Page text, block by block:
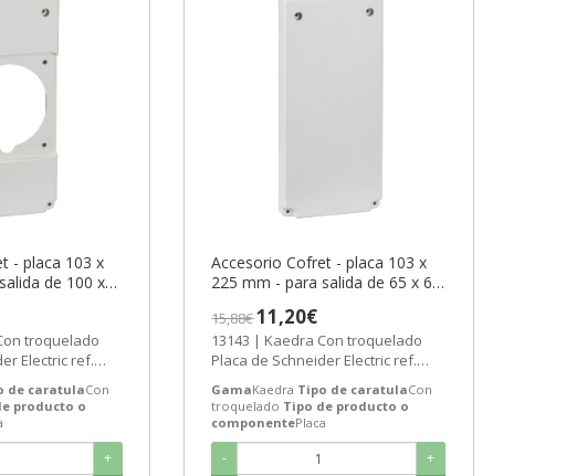
- placa 103 x
de 100 x
6 SEMANAS]
Electric ref.
de caratulaCon
producto o
+
Accesorio Cofret - placa 103 x
225 mm - para salida de 65 x 65
Schneider Electric [PLAZO 3-6
SEMANAS]
15,88€11,20€
13143 | Kaedra Con troquelado
Placa de Schneider Electric ref.
un...
GamaKaedra Tipo de caratulaCon
troquelado Tipo de producto o
componentePlaca
- +